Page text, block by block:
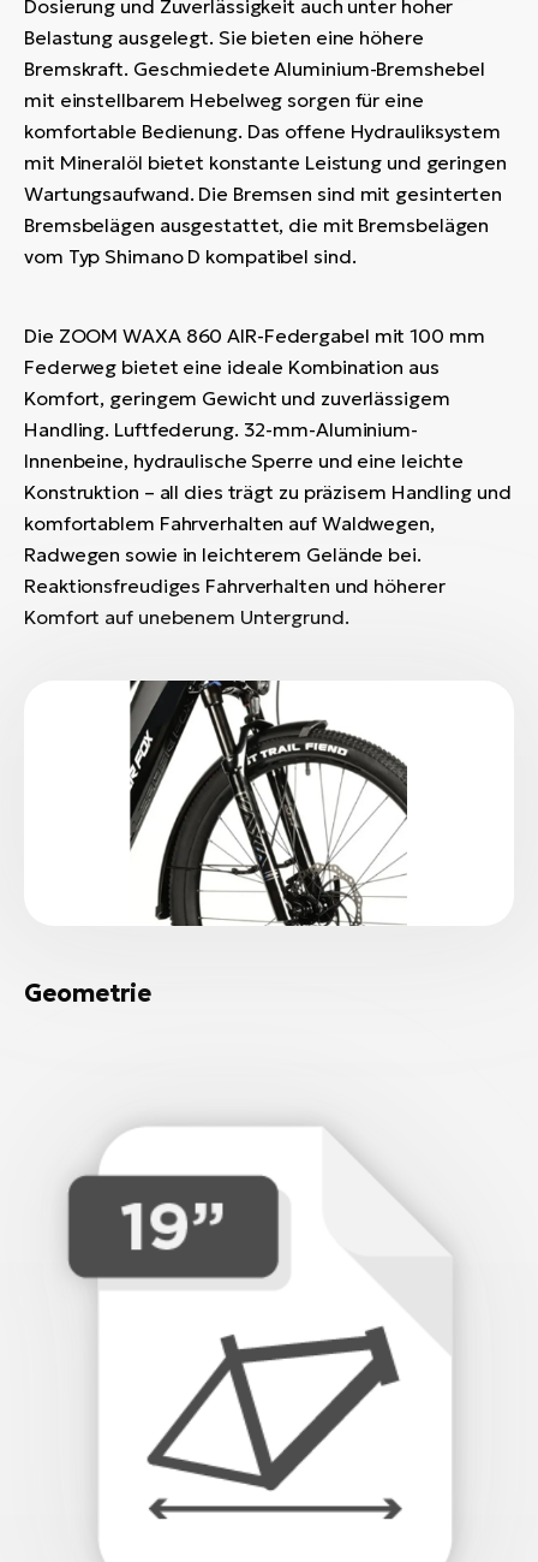
Dosierung und Zuverlässigkeit auch unter hoher
Belastung ausgelegt. Sie bieten eine höhere
Bremskraft. Geschmiedete Aluminium-Bremshebel
mit einstellbarem Hebelweg sorgen für eine
komfortable Bedienung. Das offene Hydrauliksystem
mit Mineralöl bietet konstante Leistung und geringen
Wartungsaufwand. Die Bremsen sind mit gesinterten
Bremsbelägen ausgestattet, die mit Bremsbelägen
vom Typ Shimano D kompatibel sind.
Die ZOOM WAXA 860 AIR-Federgabel mit 100 mm
Federweg bietet eine ideale Kombination aus
Komfort, geringem Gewicht und zuverlässigem
Handling. Luftfederung. 32-mm-Aluminium-
Innenbeine, hydraulische Sperre und eine leichte
Konstruktion – all dies trägt zu präzisem Handling und
komfortablem Fahrverhalten auf Waldwegen,
Radwegen sowie in leichterem Gelände bei.
Reaktionsfreudiges Fahrverhalten und höherer
Komfort auf unebenem Untergrund.
Geometrie